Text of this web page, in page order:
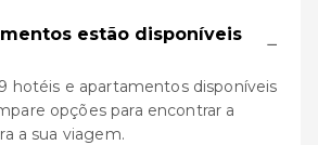
estão disponíveis
−
hotéis e apartamentos disponíveis
opções para encontrar a
a sua viagem.